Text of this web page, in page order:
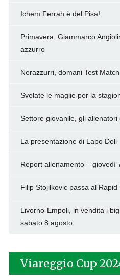
Ichem Ferrah è del Pisa!
Primavera, Giammarco
azzurro
Nerazzurri, domani Test
Svelate le maglie per la
Settore giovanile, gli allenatori
La presentazione di Lapo Deli
Report allenamento – giovedì
Filip Stojilkovic passa al Rapid
Livorno-Empoli, in vendita i
sabato 8 agosto
Viareggio Cup